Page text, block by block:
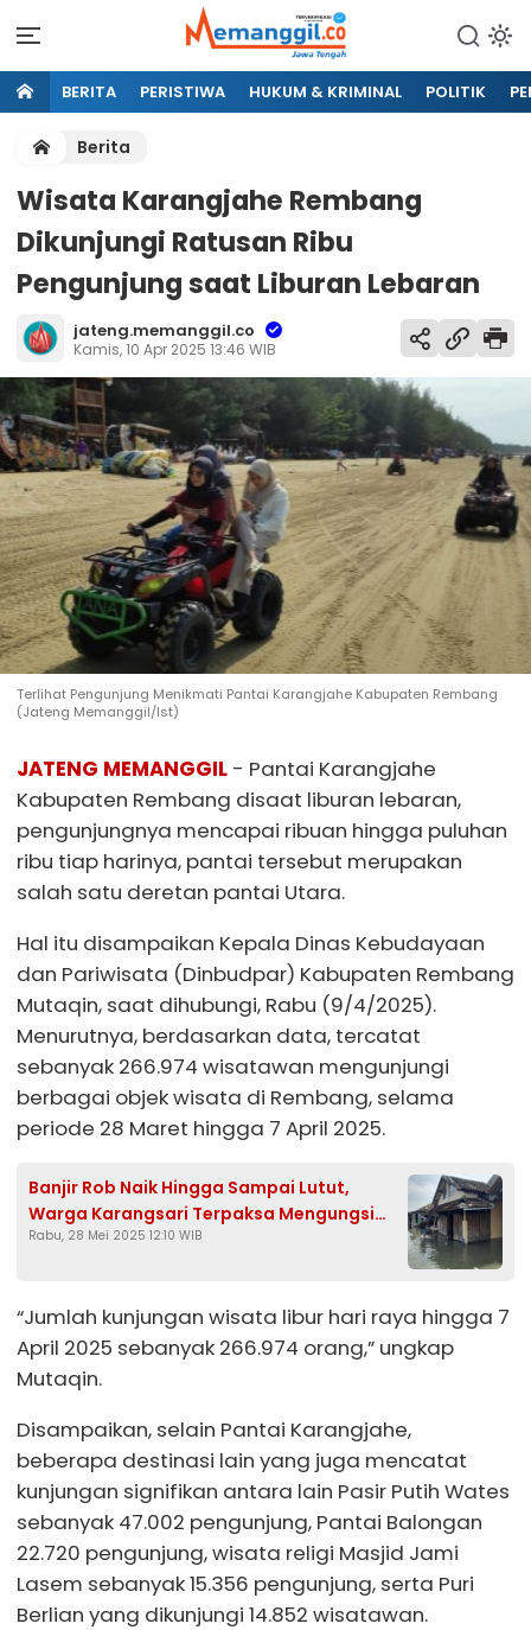
BERITA PERISTIWA HUKUM & KRIMINAL POLITIK
Berita
Wisata Karangjahe Rembang
Dikunjungi Ratusan Ribu
Pengunjung saat Liburan Lebaran
jateng.memanggil.co
Kamis, 10 Apr 2025 13:46 WIB
Terlihat Pengunjung Menikmati Pantai Karangjahe Kabupaten Rembang
(Jateng Memanggil/Ist)
JATENG MEMANGGIL - Pantai Karangjahe
Kabupaten Rembang disaat liburan lebaran,
pengunjungnya mencapai ribuan hingga puluhan
ribu tiap harinya, pantai tersebut merupakan
salah satu deretan pantai Utara.
Hal itu disampaikan Kepala Dinas Kebudayaan
dan Pariwisata (Dinbudpar) Kabupaten Rembang
Mutaqin, saat dihubungi, Rabu (9/4/2025).
Menurutnya, berdasarkan data, tercatat
sebanyak 266.974 wisatawan mengunjungi
berbagai objek wisata di Rembang, selama
periode 28 Maret hingga 7 April 2025.
Banjir Rob Naik Hingga Sampai Lutut,
Warga Karangsari Terpaksa Mengungsi
dan Tidur di Kapal
Rabu, 28 Mei 2025 12:10 WIB
“Jumlah kunjungan wisata libur hari raya hingga 7
April 2025 sebanyak 266.974 orang,” ungkap
Mutaqin.
Disampaikan, selain Pantai Karangjahe,
beberapa destinasi lain yang juga mencatat
kunjungan signifikan antara lain Pasir Putih Wates
sebanyak 47.002 pengunjung, Pantai Balongan
22.720 pengunjung, wisata religi Masjid Jami
Lasem sebanyak 15.356 pengunjung, serta Puri
Berlian yang dikunjungi 14.852 wisatawan.